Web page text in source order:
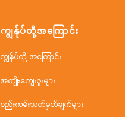
ကျွန်ုပ်တို့အ‌ကြောင်း
ကျွန်ုပ်တို့ အကြောင်း
အကျိုးကျေးဇူးများ
စည်းကမ်းသတ်မှတ်ချက်များ